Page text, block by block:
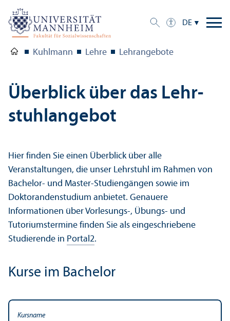
DE
Kuhlmann Lehre Lehr­angebote
Über­blick über das Lehr­
stuhl­angebot
Hier finden Sie einen Über­blick über alle
Veranstaltungen, die unser Lehr­stuhl im Rahmen von
Bachelor- und Master-Studien­gängen sowie im
Doktoranden­studium anbietet. Genauere
Informationen über Vorlesungs-, Übungs- und
Tutoriumstermine finden Sie als eingeschriebene
Studierende in Portal2.
Kurse im Bachelor